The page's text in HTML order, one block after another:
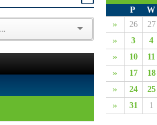
» 26 27
» 3 4
» 10 11
» 17 18
» 24 25
» 31 1
P W